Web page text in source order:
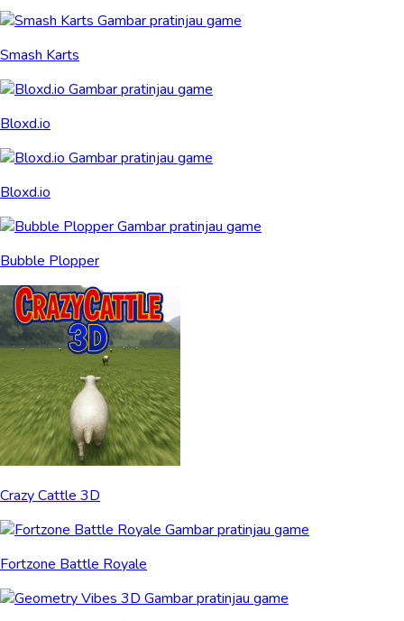
Smash Karts
Bloxd.io
Bloxd.io
Bubble Plopper
Crazy Cattle 3D
Fortzone Battle Royale